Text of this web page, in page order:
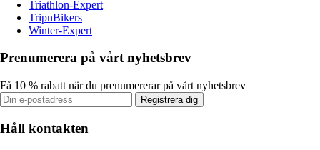
Triathlon-Expert
TripnBikers
Winter-Expert
Prenumerera på vårt nyhetsbrev
Få 10 % rabatt när du prenumererar på vårt nyhetsbrev
Registrera dig
Håll kontakten